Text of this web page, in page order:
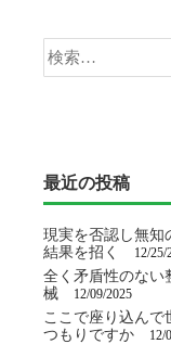
索:
最近の投稿
現実を否認し無知
結果を招く
12/25/
全く矛盾性のない
械
12/09/2025
ここで座り込んで
つもりですか
12/